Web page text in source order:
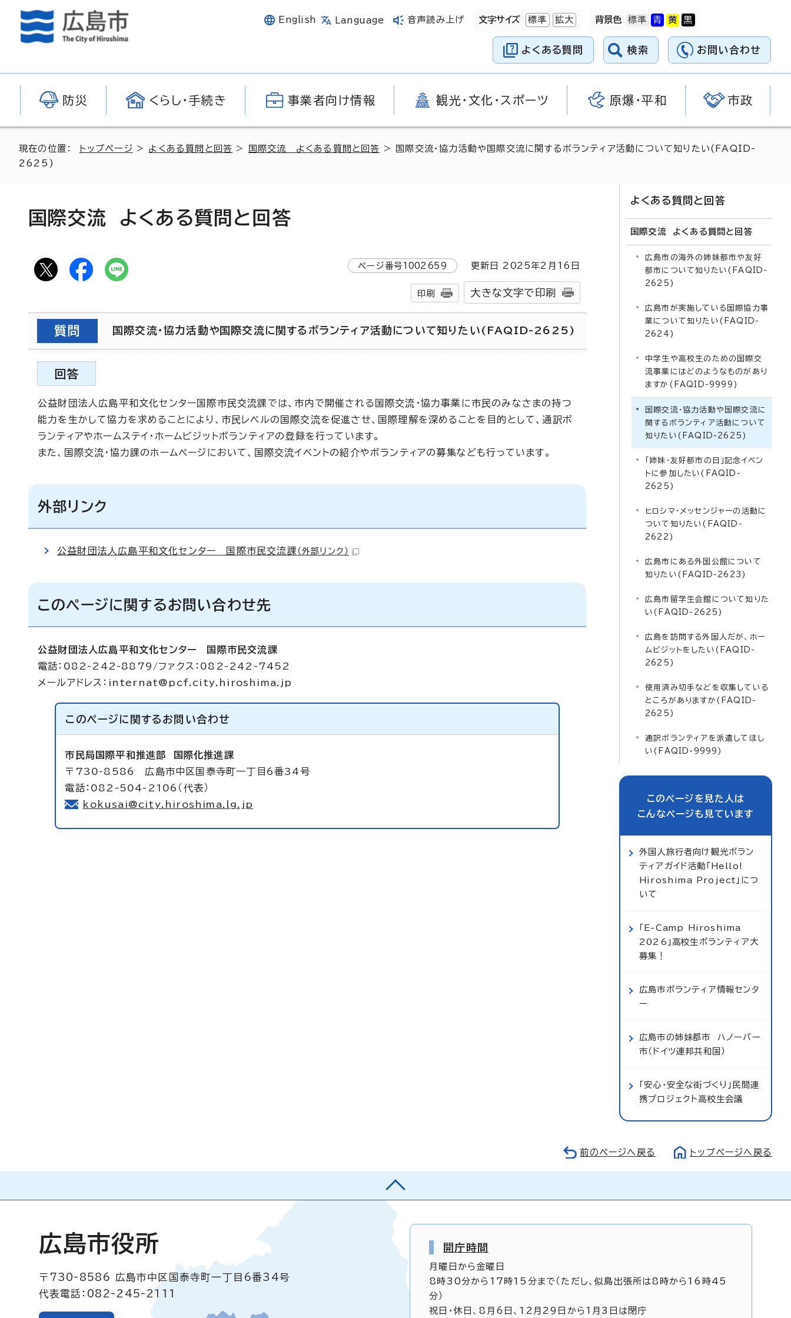
English Language 音声読み上げ 文字サイズ 標準 拡大 背景色
よくある質問 検索 お問い合わせ
防災 くらし・手続き 事業者向け情報 観光・文化・スポーツ 原爆・平和 市政
現在の位置： トップページ > よくある質問と回答 > 国際交流 よくある質問と回答 > 国際交流・協力活動や国際交流に関するボランティア活動について知りたい(FAQID-
2625)
国際交流 よくある質問と回答
ページ番号1002659 更新日 2025年2月 16 日
印刷 大きな文字で印刷
質問 国際交流・協力活動や国際交流に関するボランティア活動について知りたい(FAQID-2625)
回答
公益財団法人広島平和文化センター国際市民交流課では、市内で開催される国際交流・協力事業に市民のみなさまの持つ
能力を生かして協力を求めることにより、市民レベルの国際交流を促進させ、国際理解を深めることを目的として、通訳ボ
ランティアやホームステイ・ホームビジットボランティアの登録を行っています。
また、国際交流・協力課のホームページにおいて、国際交流イベントの紹介やボランティアの募集なども行っています。
外部リンク
公益財団法人広島平和文化センター 国際市民交流課 （外部リンク）
このページに関するお問い合わせ先
公益財団法人広島平和文化センター 国際市民交流課
電話：082-242-8879/ファクス：082-242-7452
メールアドレス： internat@pcf.city.hiroshima.jp
このページに関する お問い合わせ
市民局国際平和推進部
国際化推進課
〒730-8586 広島市中区国泰寺町一丁目6番34号
電話：082-504-2106（代表）
kokusai@city.hiroshima.lg.jp
よくある質問と回答
国際交流 よくある質問と回答
広島市の海外の姉妹都市や友好
都市について知りたい(FAQID-
2625)
広島市が実施している国際協力事
業について知りたい(FAQID-
2624)
中学生や高校生のための国際交
流事業にはどのようなものがあり
ますか(FAQID-9999)
国際交流・協力活動や国際交流に
関するボランティア活動について
知りたい(FAQID-2625)
「姉妹・友好都市の日」記念イベン
トに参加したい(FAQID-
2625)
ヒロシマ・メッセンジャーの活動に
ついて知りたい(FAQID-
2622)
広島市にある外国公館について
知りたい(FAQID-2623)
広島市留学生会館について知りた
い(FAQID-2625)
広島を訪問する外国人だが、ホー
ムビジットをしたい(FAQID-
2625)
使用済み切手などを収集している
ところがありますか(FAQID-
2625)
通訳ボランティアを派遣してほし
い(FAQID-9999)
このページを見た人は
こんなページも見ています
外国人旅行者向け観光ボラン
ティアガイド活動「Hello!
Hiroshima Project」につ
いて
「E-Camp Hiroshima
2026」高校生ボランティア大
募集！
広島市ボランティア情報センタ
ー
広島市の姉妹都市 ハノーバー
市（ドイツ連邦共和国）
「安心・安全な街づくり」民間連
携プロジェクト高校生会議
前のページへ戻る トップページへ戻る
広島市役所
〒730-8586
広島市中区国泰寺町一丁目6番34号
代表電話：082-245-2111
開庁時間
月曜日から金曜日
8時30分から17時15分まで（ただし、似島出張所は8時から16時45
分）
祝日・休日、8月6日、12月29日から1月3日は閉庁